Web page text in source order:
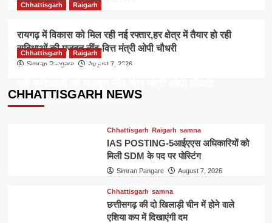
Chhattisgarh
Raigarh
रायगढ़ में विकास को मिल रही नई रफ्तार,हर क्षेत्र में तैयार हो रही
सुविधाओं की मजबूत नींव-वित्त मंत्री ओपी चौधरी
Simran Pangare August 7, 2026
CHHATTISGARH NEWS
Chhattisgarh Raigarh
रायगढ़ में विकास को मिल रही नई रफ्तार,हर क्षेत्र में तैयार हो
Simran Pangare August 7, 2026
Chhattisgarh Raigarh samna
IAS POSTING-5आईएएस अधिकारियों को
मिली SDM के पद पर पोस्टिंग
Simran Pangare August 7, 2026
Chhattisgarh samna
छत्तीसगढ़ की दो खिलाड़ी चीन में होने वाले
एशिया कप में दिखाएंगी दम